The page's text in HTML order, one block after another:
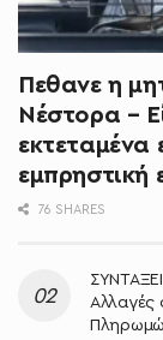
Πεθανε η
Νέστορα –
εκτεταμένα
εμπρηστική
76 SHARES
Αλλαγές